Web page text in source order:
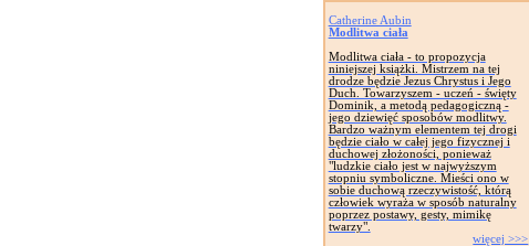
Catherine Aubin
Modlitwa ciała
Modlitwa ciała - to propozycja
niniejszej książki. Mistrzem na tej
drodze będzie Jezus Chrystus i Jego
Duch. Towarzyszem - uczeń - święty
Dominik, a metodą pedagogiczną -
jego dziewięć sposobów modlitwy.
Bardzo ważnym elementem tej drogi
będzie ciało w całej jego fizycznej i
duchowej złożoności, ponieważ
"ludzkie ciało jest w najwyższym
stopniu symboliczne. Mieści ono w
sobie duchową rzeczywistość, którą
człowiek wyraża w sposób naturalny
poprzez postawy, gesty, mimikę
twarzy".
więcej >>>